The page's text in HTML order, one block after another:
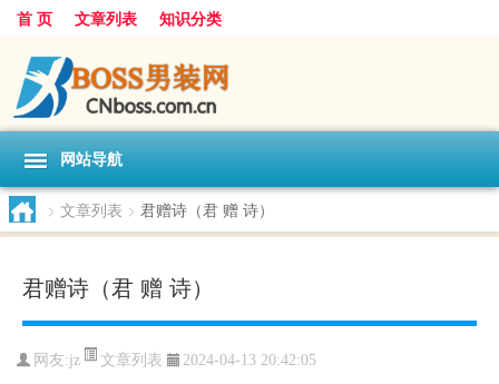
首 页 文章列表 知识分类
网站导航
> 文章列表 > 君赠诗（君 赠 诗）
君赠诗（君 赠 诗）
网友:jz 文章列表 2024-04-13 20:42:05